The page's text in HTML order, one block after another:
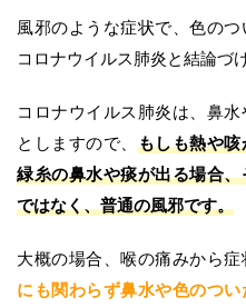
風邪のような症状で、色のつ
コロナウイルス肺炎と結論づ
コロナウイルス肺炎は、鼻
としますので、 もしも熱や
緑糸の鼻水や痰が出る場合
ではなく、普通の風邪です。
大概の場合、喉の痛みから症
にも関わらず鼻水や色のつ